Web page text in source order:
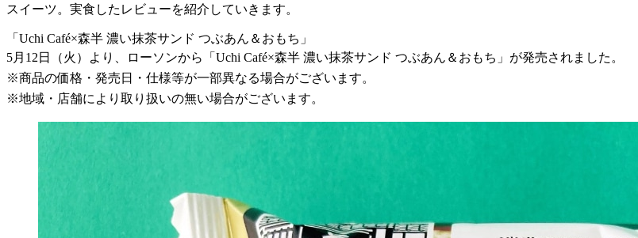
スイーツ。実食したレビューを紹介していきます。
「Uchi Café×森半 濃い抹茶サンド つぶあん＆おもち」
5月12日（火）より、ローソンから「Uchi Café×森半 濃い抹茶サンド つぶあん＆おもち」が発売されました。
※商品の価格・発売日・仕様等が一部異なる場合がございます。
※地域・店舗により取り扱いの無い場合がございます。